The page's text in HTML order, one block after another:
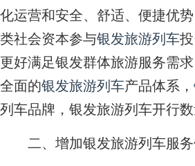
化运营和安全、舒适、便捷优
类社会资本参与银发旅游列车
更好满足银发群体旅游服务需
全面的银发旅游列车产品体系，
列车品牌，银发旅游列车开行
二、增加银发旅游列车服